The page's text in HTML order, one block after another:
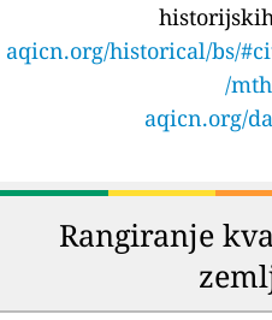
aqicn.org/historical/bs/
/
aqicn.org/
Rangiranje